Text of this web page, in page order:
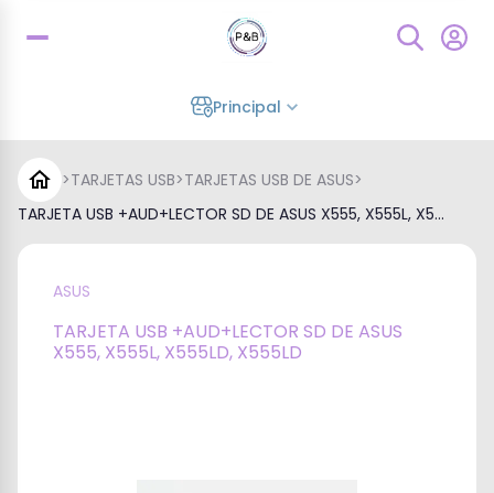
Principal
>TARJETAS USB>TARJETAS USB DE ASUS>
TARJETA USB +AUD+LECTOR SD DE ASUS X555, X555L, X5...
ASUS
TARJETA USB +AUD+LECTOR SD DE ASUS
X555, X555L, X555LD, X555LD